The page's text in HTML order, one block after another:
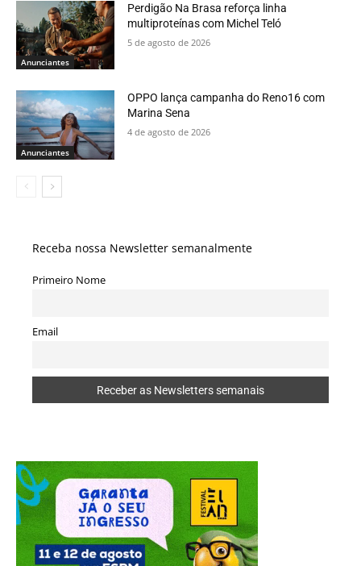
Anunciantes
Perdigão Na Brasa reforça linha
multiproteínas com Michel Teló
5 de agosto de 2026
Anunciantes
OPPO lança campanha do Reno16 com
Marina Sena
4 de agosto de 2026
Receba nossa Newsletter semanalmente
Primeiro Nome
Email